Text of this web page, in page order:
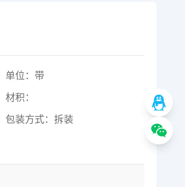
单位：带
材积：
包装方式：拆装